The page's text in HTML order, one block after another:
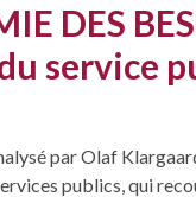
DES
service
par Olaf
publics, qui